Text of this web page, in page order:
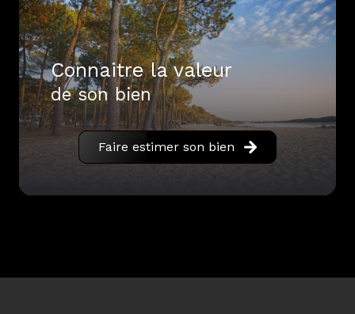
connaitre la valeur
de son bien
Faire estimer son bien